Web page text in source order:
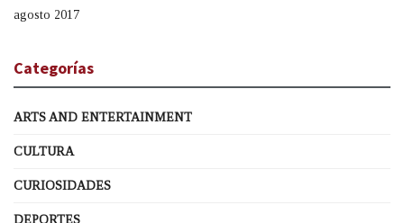
agosto 2017
Categorías
ARTS AND ENTERTAINMENT
CULTURA
CURIOSIDADES
DEPORTES